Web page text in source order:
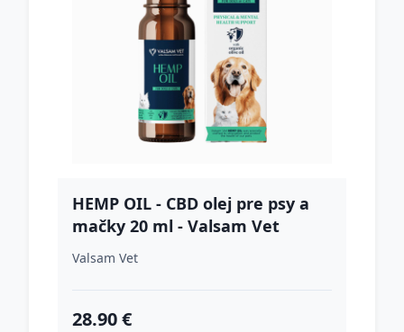
HEMP OIL - CBD olej pre psy a
mačky 20 ml - Valsam Vet
Valsam Vet
28.90 €